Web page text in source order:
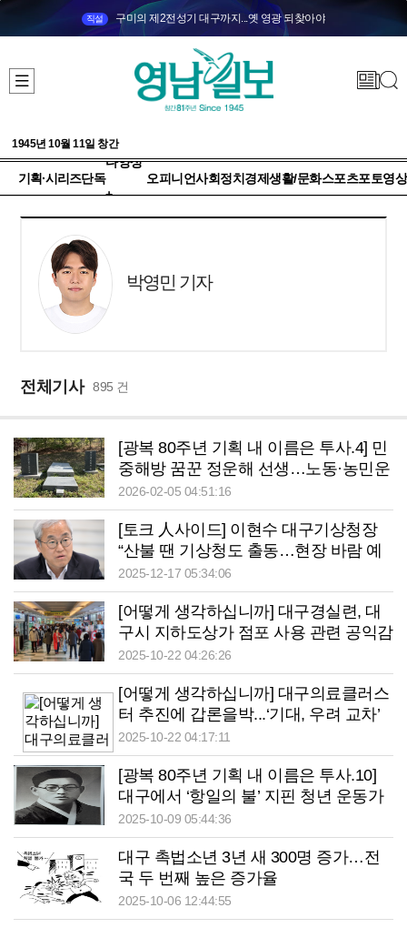
직설 구미의 제2전성기 대구까지...옛 영광 되찾아야
1945년 10월 11일 창간
기획·시리즈단독
다양성
+
오피니언사회정치 경제생활/문화스포츠포토영상
박영민 기자
전체기사 895 건
[광복 80주년 기획 내 이름은 투사.4] 민
중해방 꿈꾼 정운해 선생…노동·농민운
동 펼친 ‘통합의 아이콘’
2026-02-05 04:51:16
[토크 人사이드] 이현수 대구기상청장
“산불 땐 기상청도 출동…현장 바람 예
측해 진화헬기 시야 확보”
2025-12-17 05:34:06
[어떻게 생각하십니까] 대구경실련, 대
구시 지하도상가 점포 사용 관련 공익감
사 청구
2025-10-22 04:26:26
[어떻게 생각하십니까] 대구의료클러스
터 추진에 갑론을박...‘기대, 우려 교차’
2025-10-22 04:17:11
[광복 80주년 기획 내 이름은 투사.10]
대구에서 ‘항일의 불’ 지핀 청년 운동가
김선기 선생
2025-10-09 05:44:36
대구 촉법소년 3년 새 300명 증가…전
국 두 번째 높은 증가율
2025-10-06 12:44:55